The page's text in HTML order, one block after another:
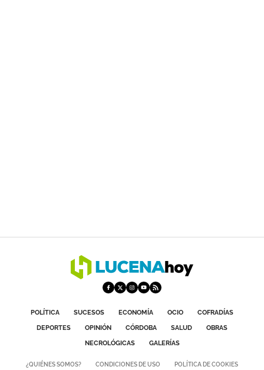
POLÍTICA SUCESOS ECONOMÍA OCIO
COFRADÍAS
DEPORTES
OPINIÓN CÓRDOBA SALUD
OBRAS
NECROLÓGICAS
GALERÍAS
¿QUIÉNES SOMOS? CONDICIONES DE USO POLÍTICA DE COOKIES